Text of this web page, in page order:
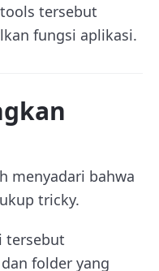
tersebut
fungsi aplikasi.
menyadari bahwa
tricky.
tersebut
folder yang